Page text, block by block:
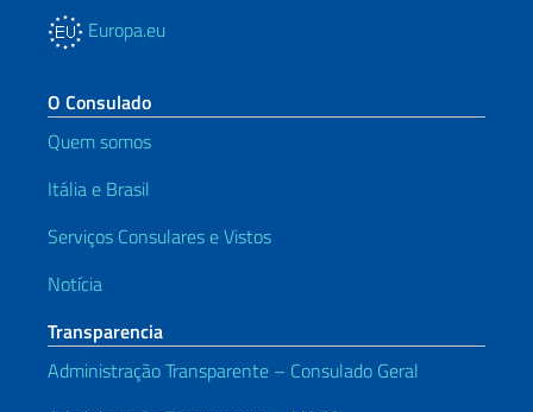
Europa.eu
O Consulado
Quem somos
Itália e Brasil
Serviços Consulares e Vistos
Notícia
Transparencia
Administração Transparente – Consulado Geral